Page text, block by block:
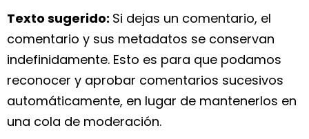
Texto sugerido: Si dejas un comentario, el
comentario y sus metadatos se conservan
indefinidamente. Esto es para que podamos
reconocer y aprobar comentarios sucesivos
automáticamente, en lugar de mantenerlos en
una cola de moderación.